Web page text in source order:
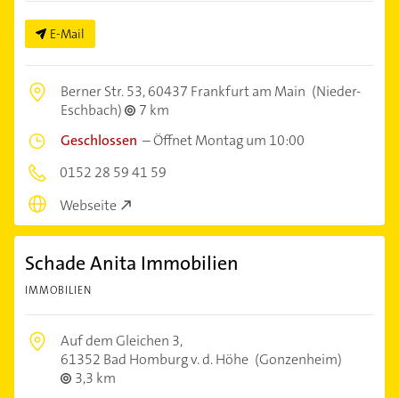
E-Mail
Berner Str. 53,60437 Frankfurt am Main (Nieder-
Eschbach)
7 km
Geschlossen –Öffnet Montag um 10:00
0152 28 59 41 59
Webseite
Schade Anita Immobilien
IMMOBILIEN
Auf dem Gleichen 3,
61352 Bad Homburg v. d. Höhe (Gonzenheim)
3,3 km